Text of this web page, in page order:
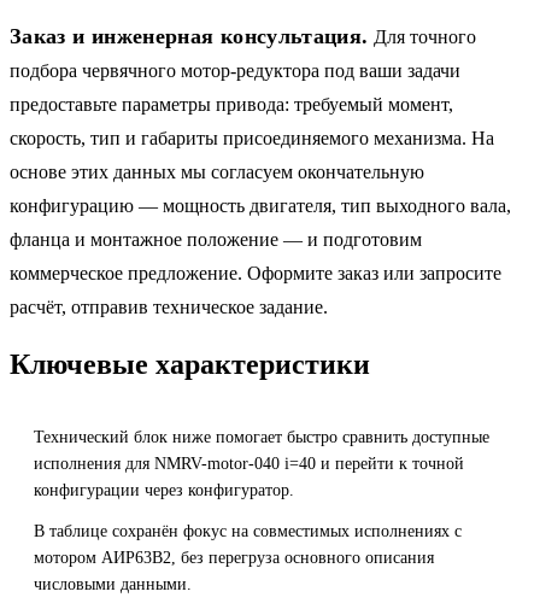
Заказ и инженерная консультация. Для точного
подбора червячного мотор-редуктора под ваши задачи
предоставьте параметры привода: требуемый момент,
скорость, тип и габариты присоединяемого механизма. На
основе этих данных мы согласуем окончательную
конфигурацию — мощность двигателя, тип выходного вала,
фланца и монтажное положение — и подготовим
коммерческое предложение. Оформите заказ или запросите
расчёт, отправив техническое задание.
Ключевые характеристики
Технический блок ниже помогает быстро сравнить доступные
исполнения для NMRV-motor-040 i=40 и перейти к точной
конфигурации через конфигуратор.
В таблице сохранён фокус на совместимых исполнениях с
мотором АИР63B2, без перегруза основного описания
числовыми данными.